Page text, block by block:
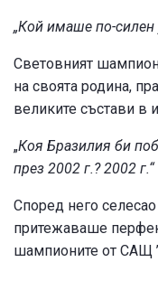
„Кой имаше по-силен
Световният
на своята родина,
великите състави в
„Коя Бразилия би
през 2002 г.? 2002 г.“
Според него
притежаваше
шампионите от САЩ